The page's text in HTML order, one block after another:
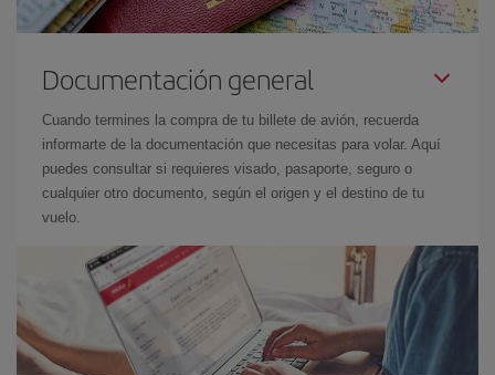
Documentación general
Cuando termines la compra de tu billete de avión, recuerda
informarte de la documentación que necesitas para volar. Aquí
puedes consultar si requieres visado, pasaporte, seguro o
cualquier otro documento, según el origen y el destino de tu
vuelo.